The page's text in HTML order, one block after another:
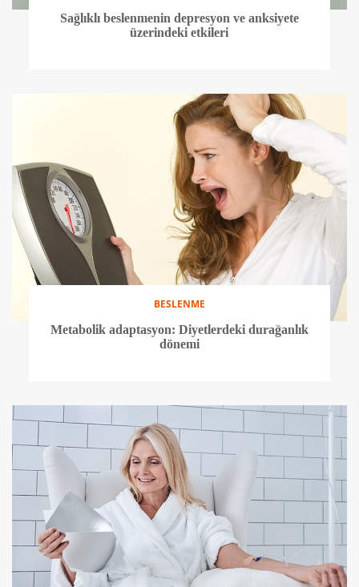
Sağlıklı beslenmenin depresyon ve anksiyete
üzerindeki etkileri
BESLENME
Metabolik adaptasyon: Diyetlerdeki durağanlık
dönemi